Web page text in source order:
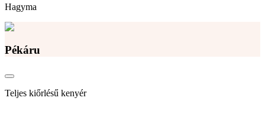
Hagyma
Pékáru
Teljes kiőrlésű kenyér